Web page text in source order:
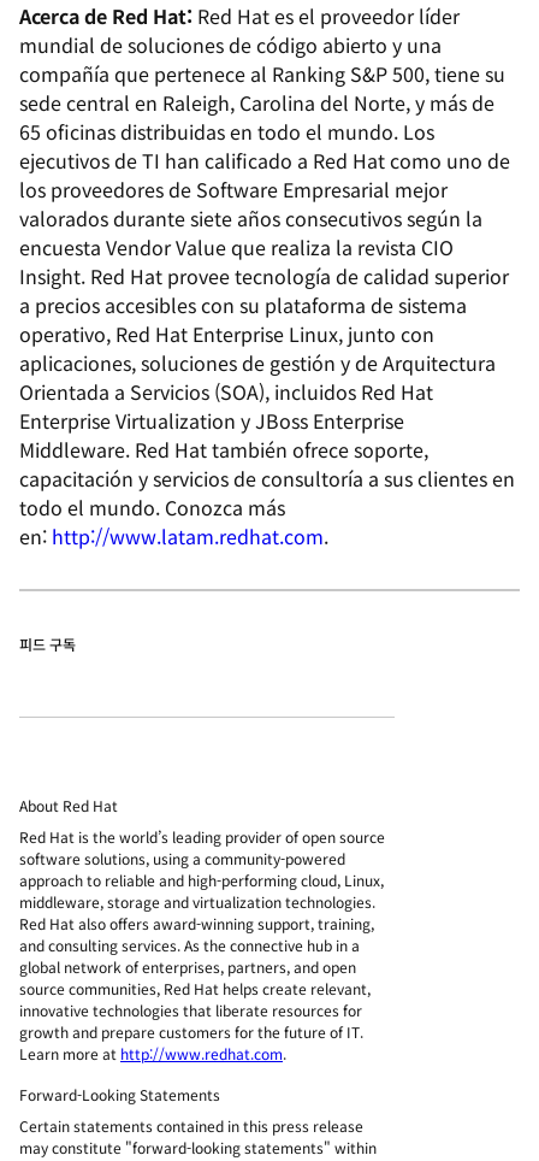
Acerca de Red Hat: Red Hat es el proveedor líder
mundial de soluciones de código abierto y una
compañía que pertenece al Ranking S&P 500, tiene su
sede central en Raleigh, Carolina del Norte, y más de
65 oficinas distribuidas en todo el mundo. Los
ejecutivos de TI han calificado a Red Hat como uno de
los proveedores de Software Empresarial mejor
valorados durante siete años consecutivos según la
encuesta Vendor Value que realiza la revista CIO
Insight. Red Hat provee tecnología de calidad superior
a precios accesibles con su plataforma de sistema
operativo, Red Hat Enterprise Linux, junto con
aplicaciones, soluciones de gestión y de Arquitectura
Orientada a Servicios (SOA), incluidos Red Hat
Enterprise Virtualization y JBoss Enterprise
Middleware. Red Hat también ofrece soporte,
capacitación y servicios de consultoría a sus clientes en
todo el mundo. Conozca más
en: http://www.latam.redhat.com.
피드 구독
About Red Hat
Red Hat is the world’s leading provider of open source
software solutions, using a community-powered
approach to reliable and high-performing cloud, Linux,
middleware, storage and virtualization technologies.
Red Hat also offers award-winning support, training,
and consulting services. As the connective hub in a
global network of enterprises, partners, and open
source communities, Red Hat helps create relevant,
innovative technologies that liberate resources for
growth and prepare customers for the future of IT.
Learn more at http://www.redhat.com.
Forward-Looking Statements
Certain statements contained in this press release
may constitute "forward-looking statements" within